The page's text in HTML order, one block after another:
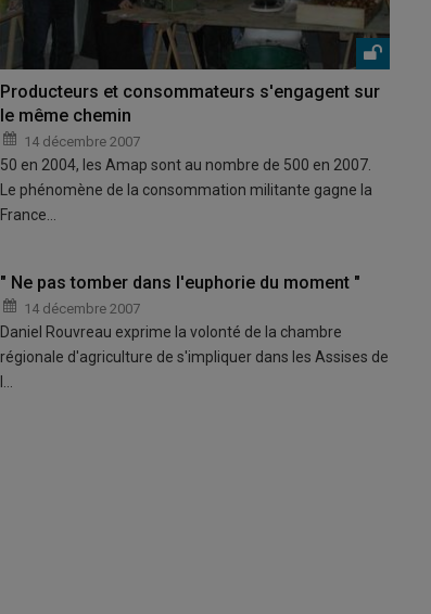
Producteurs et consommateurs s'engagent sur
le même chemin
14 décembre 2007
50 en 2004, les Amap sont au nombre de 500 en 2007.
Le phénomène de la consommation militante gagne la
France…
" Ne pas tomber dans l'euphorie du moment "
14 décembre 2007
Daniel Rouvreau exprime la volonté de la chambre
régionale d'agriculture de s'impliquer dans les Assises de
l…